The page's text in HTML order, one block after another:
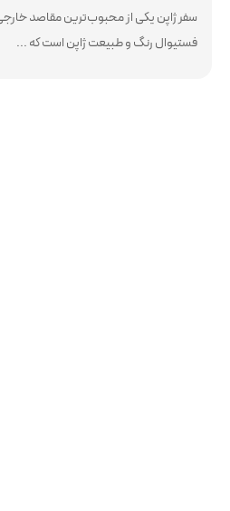
سفر ژاپن یکی از محبوب‌ترین مقاصد
فستیوال رنگ و طبیعت ژاپن است که ...